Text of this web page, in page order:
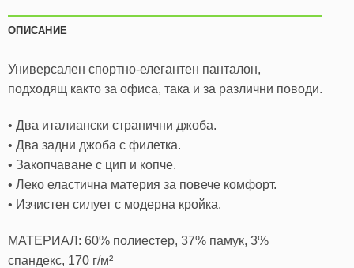
ОПИСАНИЕ
Универсален спортно-елегантен панталон,
подходящ както за офиса, така и за различни поводи.
• Два италиански странични джоба.
• Два задни джоба с филетка.
• Закопчаване с цип и копче.
• Леко еластична материя за повече комфорт.
• Изчистен силует с модерна кройка.
МАТЕРИАЛ: 60% полиестер, 37% памук, 3%
спандекс, 170 г/м²